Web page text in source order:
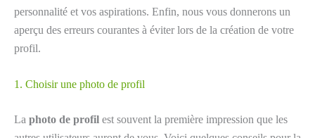
personnalité et vos aspirations. Enfin, nous vous donnerons un
aperçu des erreurs courantes à éviter lors de la création de votre
profil.
1. Choisir une photo de profil
La photo de profil est souvent la première impression que les